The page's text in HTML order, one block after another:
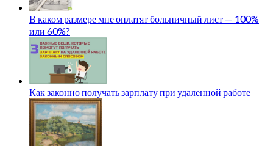
В каком размере мне оплатят больничный лист — 100%
или 60%?
Как законно получать зарплату при удаленной работе